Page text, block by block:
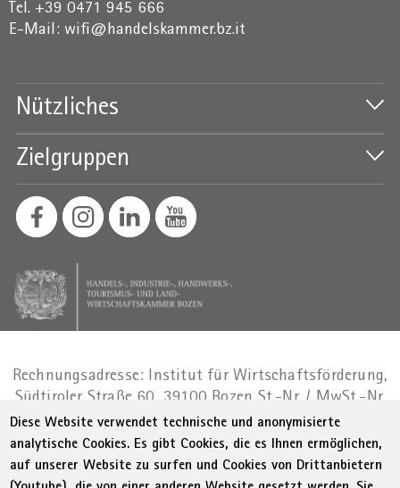
Tel. +39 0471 945 666
E-Mail: wifi@handelskammer.bz.it
Nützliches
Zielgruppen
Rechnungsadresse: Institut für Wirtschaftsförderung,
Südtiroler Straße 60, 39100 Bozen St.-Nr. / MwSt.-Nr.
01716880214|administration-
as@bz.legalmail.camcom.it
Diese Website verwendet technische und anonymisierte
analytische Cookies. Es gibt Cookies, die es Ihnen ermöglichen,
auf unserer Website zu surfen und Cookies von Drittanbietern